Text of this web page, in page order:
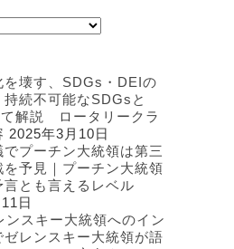
を壊す、SDGs・DEIの
持続不可能なSDGsと
解説 ロータリークラ
2025年3月10日
でプーチン大統領は第三
を予見｜プーチン大統領
言とも言えるレベル
日
ンスキー大統領へのイン
ゼレンスキー大統領が語